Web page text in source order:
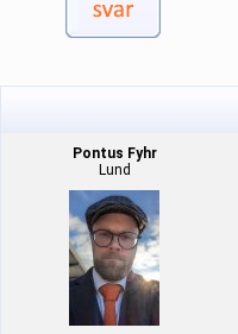
Pontus Fyhr
Lund